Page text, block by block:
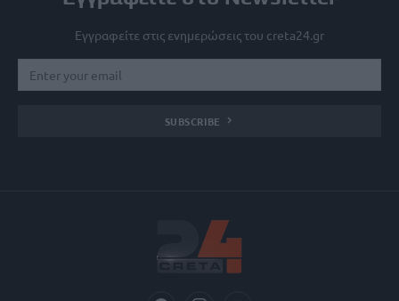
Εγγραφείτε στις ενημερώσεις του creta24.gr
SUBSCRIBE